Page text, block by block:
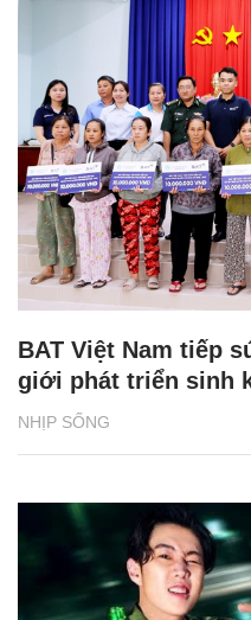
NHỊP SỐNG
BAT Việt Nam tiếp
giới phát triển sinh